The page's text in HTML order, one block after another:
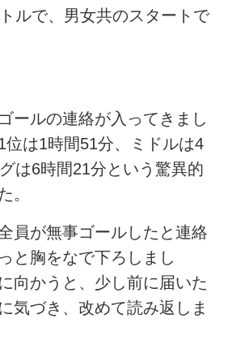
ルで、男女共のスタートで
ールの連絡が入ってきまし
位は1時間51分、ミドルは4
は6時間21分という驚異的
。
員が無事ゴールしたと連絡
と胸をなで下ろしまし
向かうと、少し前に届いた
気づき、改めて読み返しま